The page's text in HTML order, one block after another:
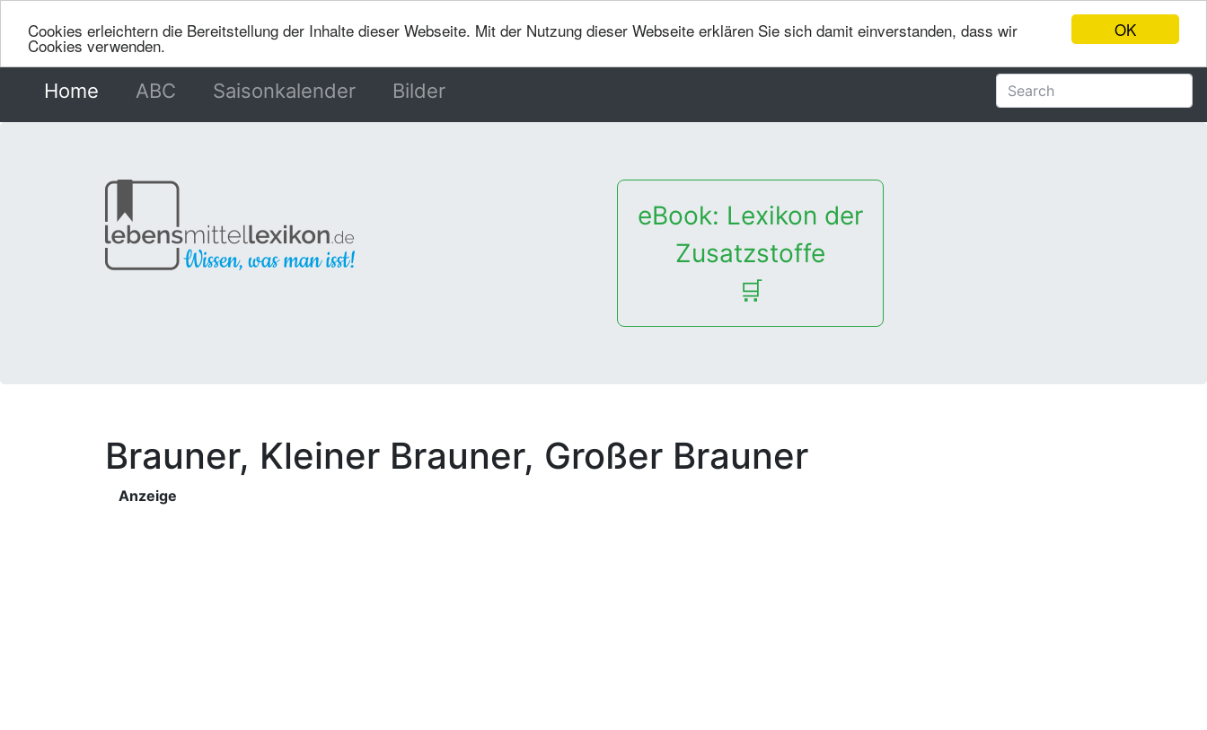
OK
Cookies erleichtern die Bereitstellung der Inhalte dieser Webseite. Mit der Nutzung dieser Webseite erklären Sie sich damit einverstanden, dass wir
Cookies verwenden.
Home (current)
ABC Saisonkalender Bilder
eBook: Lexikon der
Zusatzstoffe
🛒
Brauner, Kleiner Brauner, Großer Brauner
Anzeige